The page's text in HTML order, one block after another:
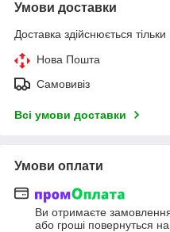
Умови доставки
Доставка здійснюється
Нова Пошта
Самовивіз
Всі умови доставки
Умови оплати
Ви отримаєте
або гроші повернуться